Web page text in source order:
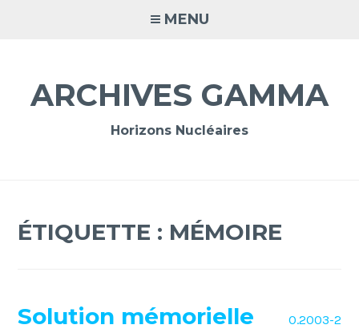
MENU
ARCHIVES GAMMA
Horizons Nucléaires
ÉTIQUETTE : MÉMOIRE
Solution mémorielle O.2003-2